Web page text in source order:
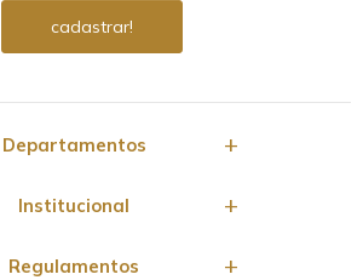
Departamentos
Institucional
Regulamentos